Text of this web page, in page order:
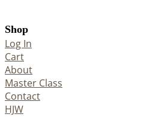
Shop
Log In
Cart
About
Master Class
Contact
HJW